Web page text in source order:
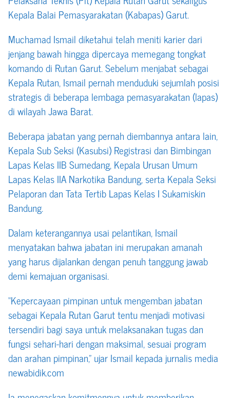
Kepala Balai Pemasyarakatan (Kabapas) Garut.
Muchamad Ismail diketahui telah meniti karier dari
jenjang bawah hingga dipercaya memegang tongkat
komando di Rutan Garut. Sebelum menjabat sebagai
Kepala Rutan, Ismail pernah menduduki sejumlah posisi
strategis di beberapa lembaga pemasyarakatan (lapas)
di wilayah Jawa Barat.
Beberapa jabatan yang pernah diembannya antara lain,
Kepala Sub Seksi (Kasubsi) Registrasi dan Bimbingan
Lapas Kelas IIB Sumedang, Kepala Urusan Umum
Lapas Kelas IIA Narkotika Bandung, serta Kepala Seksi
Pelaporan dan Tata Tertib Lapas Kelas I Sukamiskin
Bandung.
Dalam keterangannya usai pelantikan, Ismail
menyatakan bahwa jabatan ini merupakan amanah
yang harus dijalankan dengan penuh tanggung jawab
demi kemajuan organisasi.
“Kepercayaan pimpinan untuk mengemban jabatan
sebagai Kepala Rutan Garut tentu menjadi motivasi
tersendiri bagi saya untuk melaksanakan tugas dan
fungsi sehari-hari dengan maksimal, sesuai program
dan arahan pimpinan,” ujar Ismail kepada jurnalis media
newabidik.com